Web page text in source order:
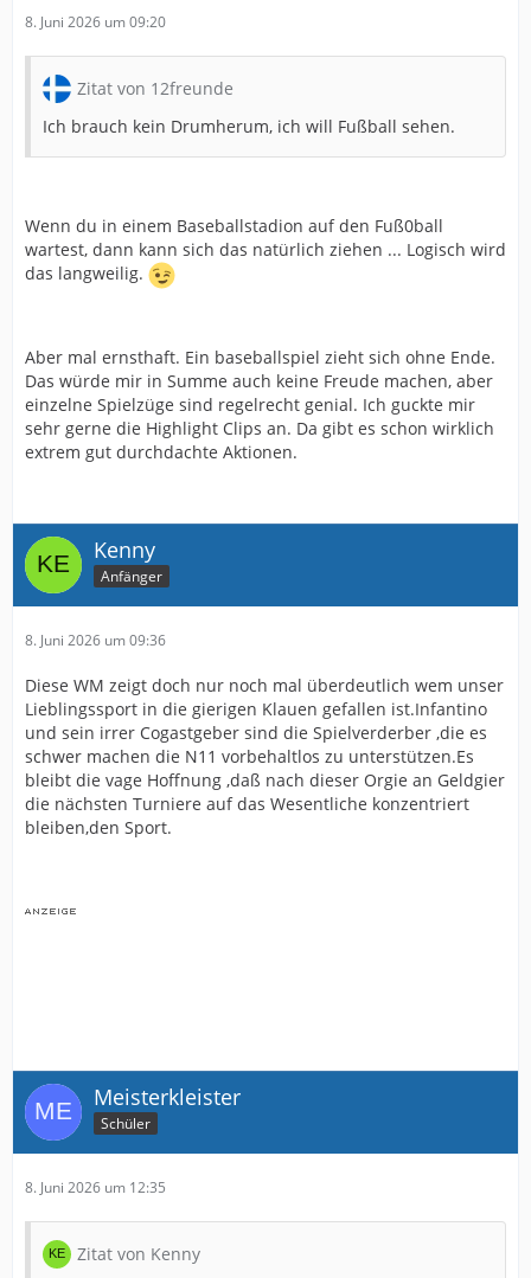
8. Juni 2026 um 09:20
Zitat von 12freunde
Ich brauch kein Drumherum, ich will Fußball sehen.
Wenn du in einem Baseballstadion auf den Fuß0ball
wartest, dann kann sich das natürlich ziehen ... Logisch wird
das langweilig.
Aber mal ernsthaft. Ein baseballspiel zieht sich ohne Ende.
Das würde mir in Summe auch keine Freude machen, aber
einzelne Spielzüge sind regelrecht genial. Ich guckte mir
sehr gerne die Highlight Clips an. Da gibt es schon wirklich
extrem gut durchdachte Aktionen.
Kenny
Anfänger
8. Juni 2026 um 09:36
Diese WM zeigt doch nur noch mal überdeutlich wem unser
Lieblingssport in die gierigen Klauen gefallen ist.Infantino
und sein irrer Cogastgeber sind die Spielverderber ,die es
schwer machen die N11 vorbehaltlos zu unterstützen.Es
bleibt die vage Hoffnung ,daß nach dieser Orgie an Geldgier
die nächsten Turniere auf das Wesentliche konzentriert
bleiben,den Sport.
Meisterkleister
Schüler
8. Juni 2026 um 12:35
Zitat von Kenny